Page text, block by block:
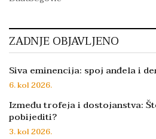
ZADNJE OBJAVLJENO
Siva eminencija: spoj anđela i
6. kol 2026.
Između trofeja i dostojanstva:
pobijediti?
3. kol 2026.